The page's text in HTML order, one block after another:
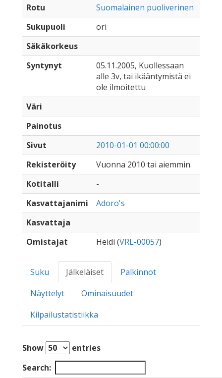
Rotu
Suomalainen puoliverinen
Sukupuoli
ori
Säkäkorkeus
Syntynyt
05.11.2005, Kuollessaan
alle 3v, tai ikääntymistä ei
ole ilmoitettu
Väri
Painotus
Sivut
2010-01-01 00:00:00
Rekisteröity
Vuonna 2010 tai aiemmin.
Kotitalli
-
Kasvattajanimi
Adoro's
Kasvattaja
Omistajat
Heidi (VRL-00057)
Suku Jälkeläiset
Palkinnot
Näyttelyt
Ominaisuudet
Kilpailustatistiikka
Show
entries
Search: